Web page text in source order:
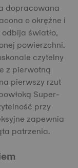
dopracowana
o okrężne i
światło,
powierzchni.
czytelny
z pierwotną
pierwszy rzut
Super-
przy
zapewnia
patrzenia.